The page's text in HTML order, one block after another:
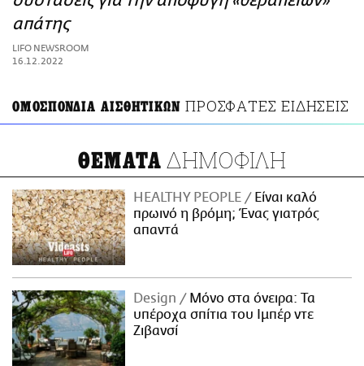
ΑΜΠΑ
PRINT
απάτης
LIFO NEWSROOM
16.12.2022
ΟΜΟΣΠΟΝΔΙΑ ΑΙΣΘΗΤΙΚΩΝ ΠΡΟΣΦΑΤΕΣ ΕΙΔΗΣΕΙΣ
ΘΕΜΑΤΑ ΔΗΜΟΦΙΛΗ
HEALTHY PEOPLE
Είναι καλό
πρωινό η βρόμη; Ένας γιατρός
απαντά
Design
Μόνο στα όνειρα: Τα
υπέροχα σπίτια του Ιμπέρ ντε
Ζιβανσί